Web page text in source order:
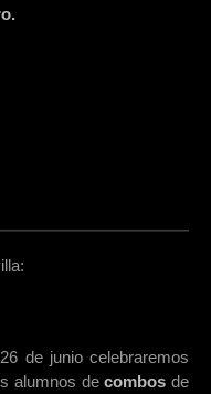
de junio celebraremos
alumnos decombos de